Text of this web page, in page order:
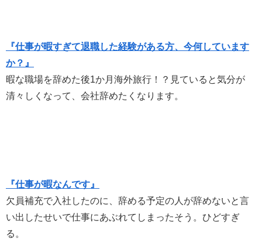
『仕事が暇すぎて退職した経験がある方、今何しています
か？』
暇な職場を辞めた後1か月海外旅行！？見ていると気分が
清々しくなって、会社辞めたくなります。
『仕事が暇なんです』
欠員補充で入社したのに、辞める予定の人が辞めないと言
い出したせいで仕事にあぶれてしまったそう。ひどすぎ
る。